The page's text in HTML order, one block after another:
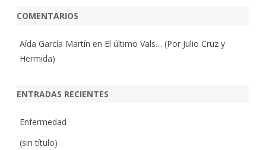
COMENTARIOS
Aída García Martín en El último Vals… (Por Julio Cruz y
Hermida)
ENTRADAS RECIENTES
Enfermedad
(sin título)